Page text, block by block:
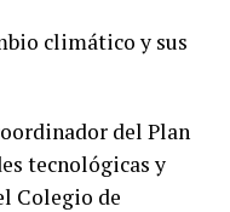
climático y sus
del Plan
tecnológicas y
Colegio de